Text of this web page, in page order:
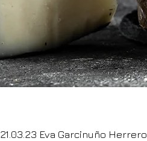
21.03.23 Eva Garcinuño Herrero